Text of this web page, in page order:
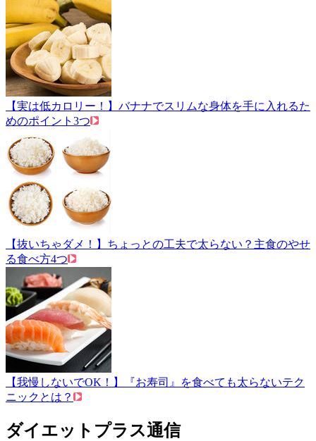
【実は低カロリー！】バナナでスリムな身体を手に入れるた
めのポイント3つ
【抜いちゃダメ！】ちょっとの工夫で太らない？主食のやせ
る食べ方4つ
【我慢しないでOK！】『お寿司』を食べても太らないテク
ニックとは？
ダイエットプラス通信